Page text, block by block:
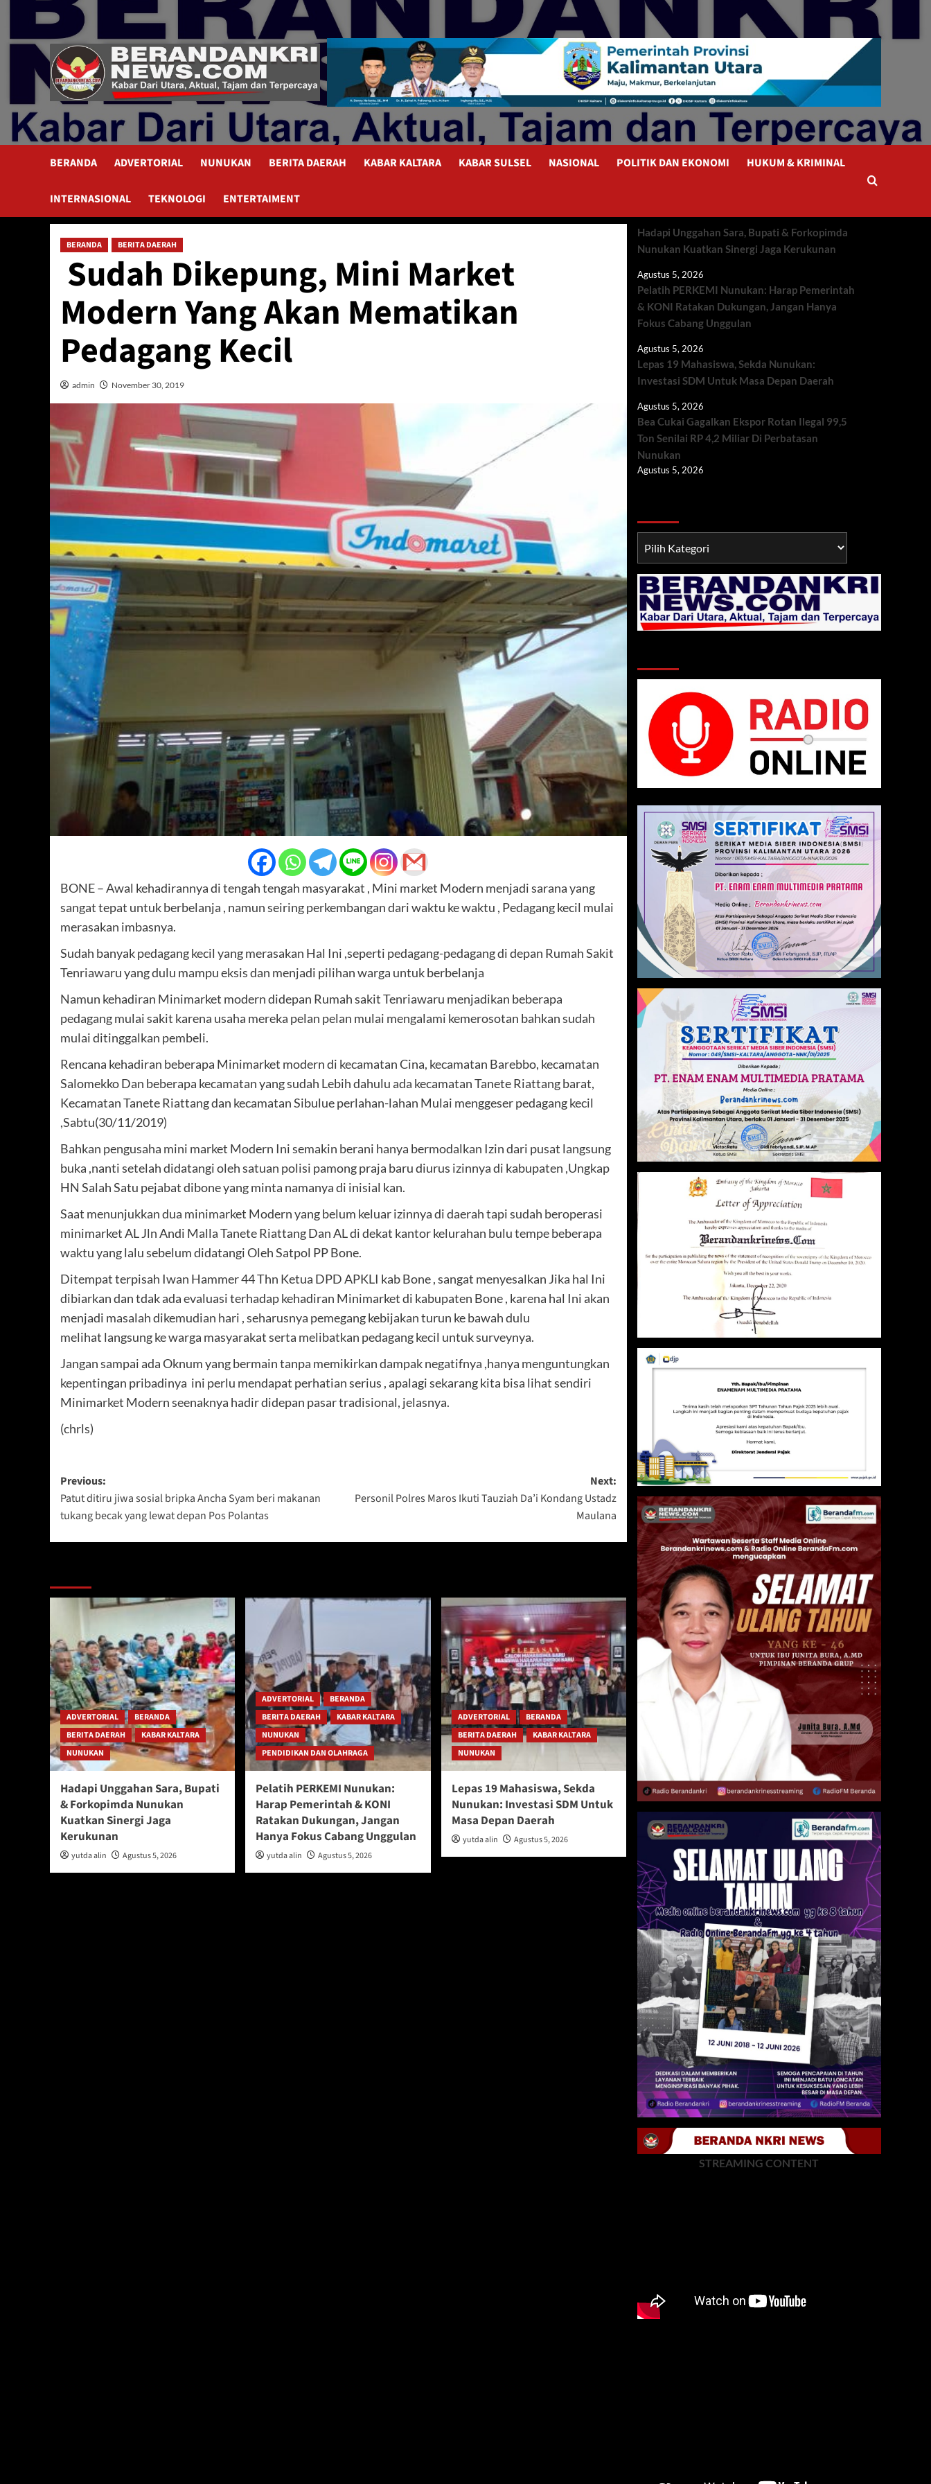
content
BERANDA ADVERTORIAL NUNUKAN BERITA DAERAH KABAR KALTARA KABAR SULSEL NASIONAL POLITIK DAN EKONOMI HUKUM & KRIMINAL
INTERNASIONAL TEKNOLOGI ENTERTAIMENT
BERANDA BERITA DAERAH
Sudah Dikepung, Mini Market
Modern Yang Akan Mematikan
Pedagang Kecil
admin November 30, 2019
BONE – Awal kehadirannya di tengah tengah masyarakat , Mini market Modern menjadi sarana yang
sangat tepat untuk berbelanja , namun seiring perkembangan dari waktu ke waktu , Pedagang kecil mulai
merasakan imbasnya.
Sudah banyak pedagang kecil yang merasakan Hal Ini ,seperti pedagang-pedagang di depan Rumah Sakit
Tenriawaru yang dulu mampu eksis dan menjadi pilihan warga untuk berbelanja
Namun kehadiran Minimarket modern didepan Rumah sakit Tenriawaru menjadikan beberapa
pedagang mulai sakit karena usaha mereka pelan pelan mulai mengalami kemerosotan bahkan sudah
mulai ditinggalkan pembeli.
Rencana kehadiran beberapa Minimarket modern di kecamatan Cina, kecamatan Barebbo, kecamatan
Salomekko Dan beberapa kecamatan yang sudah Lebih dahulu ada kecamatan Tanete Riattang barat,
Kecamatan Tanete Riattang dan kecamatan Sibulue perlahan-lahan Mulai menggeser pedagang kecil
,Sabtu(30/11/2019)
Bahkan pengusaha mini market Modern Ini semakin berani hanya bermodalkan Izin dari pusat langsung
buka ,nanti setelah didatangi oleh satuan polisi pamong praja baru diurus izinnya di kabupaten ,Ungkap
HN Salah Satu pejabat dibone yang minta namanya di inisial kan.
Saat menunjukkan dua minimarket Modern yang belum keluar izinnya di daerah tapi sudah beroperasi
minimarket AL Jln Andi Malla Tanete Riattang Dan AL di dekat kantor kelurahan bulu tempe beberapa
waktu yang lalu sebelum didatangi Oleh Satpol PP Bone.
Ditempat terpisah Iwan Hammer 44 Thn Ketua DPD APKLI kab Bone , sangat menyesalkan Jika hal Ini
dibiarkan dan tdak ada evaluasi terhadap kehadiran Minimarket di kabupaten Bone , karena hal Ini akan
menjadi masalah dikemudian hari , seharusnya pemegang kebijakan turun ke bawah dulu
melihat langsung ke warga masyarakat serta melibatkan pedagang kecil untuk surveynya.
Jangan sampai ada Oknum yang bermain tanpa memikirkan dampak negatifnya ,hanya menguntungkan
kepentingan pribadinya ini perlu mendapat perhatian serius , apalagi sekarang kita bisa lihat sendiri
Minimarket Modern seenaknya hadir didepan pasar tradisional, jelasnya.
(chrls)
Post
navigation
Previous:
Patut ditiru jiwa sosial bripka Ancha Syam beri makanan
tukang becak yang lewat depan Pos Polantas
Next:
Personil Polres Maros Ikuti Tauziah Da’i Kondang Ustadz
Maulana
ADVERTORIAL
BERANDA
BERITA DAERAH
KABAR KALTARA
NUNUKAN
Hadapi Unggahan Sara, Bupati
& Forkopimda Nunukan
Kuatkan Sinergi Jaga
Kerukunan
yutda alin Agustus 5, 2026
ADVERTORIAL
BERANDA
BERITA DAERAH
KABAR KALTARA
NUNUKAN
PENDIDIKAN DAN OLAHRAGA
Pelatih PERKEMI Nunukan:
Harap Pemerintah & KONI
Ratakan Dukungan, Jangan
Hanya Fokus Cabang Unggulan
yutda alin Agustus 5, 2026
ADVERTORIAL
BERANDA
BERITA DAERAH
KABAR KALTARA
NUNUKAN
Lepas 19 Mahasiswa, Sekda
Nunukan: Investasi SDM Untuk
Masa Depan Daerah
yutda alin Agustus 5, 2026
Hadapi Unggahan Sara, Bupati & Forkopimda
Nunukan Kuatkan Sinergi Jaga Kerukunan
Agustus 5, 2026
Pelatih PERKEMI Nunukan: Harap Pemerintah
& KONI Ratakan Dukungan, Jangan Hanya
Fokus Cabang Unggulan
Agustus 5, 2026
Lepas 19 Mahasiswa, Sekda Nunukan:
Investasi SDM Untuk Masa Depan Daerah
Agustus 5, 2026
Bea Cukai Gagalkan Ekspor Rotan Ilegal 99,5
Ton Senilai RP 4,2 Miliar Di Perbatasan
Nunukan
Agustus 5, 2026
TNI/POLRI
STREAMING CONTENT